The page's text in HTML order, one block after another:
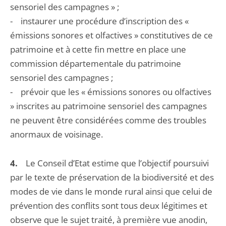
sensoriel des campagnes » ;
- instaurer une procédure d’inscription des «
émissions sonores et olfactives » constitutives de ce
patrimoine et à cette fin mettre en place une
commission départementale du patrimoine
sensoriel des campagnes ;
- prévoir que les « émissions sonores ou olfactives
» inscrites au patrimoine sensoriel des campagnes
ne peuvent être considérées comme des troubles
anormaux de voisinage.
4. Le Conseil d’Etat estime que l’objectif poursuivi
par le texte de préservation de la biodiversité et des
modes de vie dans le monde rural ainsi que celui de
prévention des conflits sont tous deux légitimes et
observe que le sujet traité, à première vue anodin,